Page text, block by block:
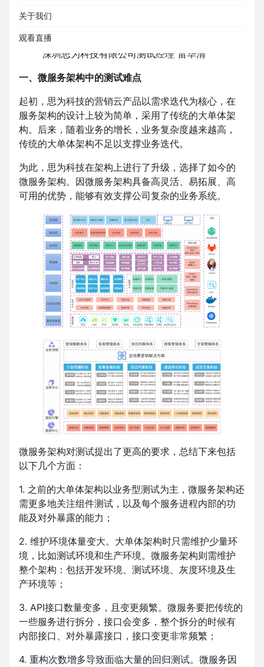
关于我们
观看直播
深圳思为科技有限公司测试经理 雷华清
一、微服务架构中的测试难点
起初，思为科技的营销云产品以需求迭代为核心，在
服务架构的设计上较为简单，采用了传统的大单体架
构。后来，随着业务的增长，业务复杂度越来越高，
传统的大单体架构不足以支撑业务迭代。
为此，思为科技在架构上进行了升级，选择了如今的
微服务架构。因微服务架构具备高灵活、易拓展、高
可用的优势，能够有效支撑公司复杂的业务系统。
微服务架构对测试提出了更高的要求，总结下来包括
以下几个方面：
1. 之前的大单体架构以业务型测试为主，微服务架构还
需更多地关注组件测试，以及每个服务进程内部的功
能及对外暴露的能力；
2. 维护环境体量变大。大单体架构时只需维护少量环
境，比如测试环境和生产环境。微服务架构则需维护
整个架构：包括开发环境、测试环境、灰度环境及生
产环境等；
3. API接口数量变多，且变更频繁。微服务要把传统的
一些服务进行拆分，接口会变多，整个拆分的时候有
内部接口、对外暴露接口，接口变更非常频繁；
4. 重构次数增多导致面临大量的回归测试。微服务因